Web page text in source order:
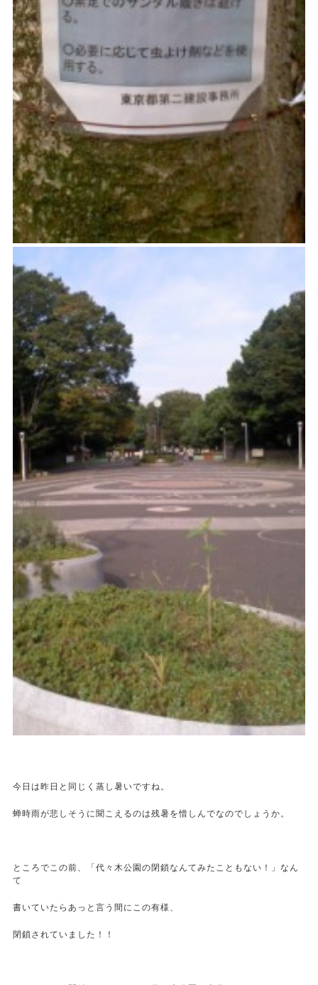
今日は昨日と同じく蒸し暑いですね。
蝉時雨が悲しそうに聞こえるのは残暑を惜しんでなのでしょうか。
ところでこの前、「代々木公園の閉鎖なんてみたこともない！」なん
て
書いていたらあっと言う間にこの有様、
閉鎖されていました！！